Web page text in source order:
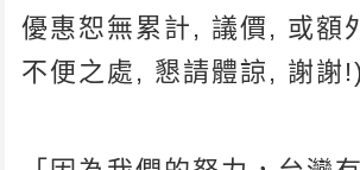
優惠恕無累計, 議價, 或額
不便之處, 懇請體諒, 謝謝!)